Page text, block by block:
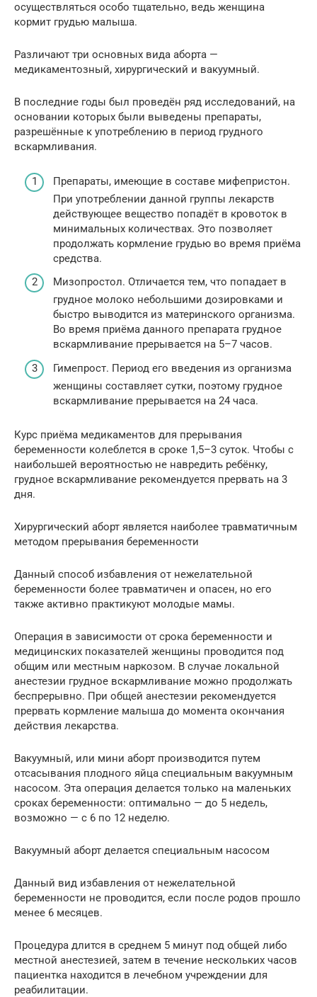
осуществляться особо тщательно, ведь женщина
кормит грудью малыша.
Различают три основных вида аборта —
медикаментозный, хирургический и вакуумный.
В последние годы был проведён ряд исследований, на
основании которых были выведены препараты,
разрешённые к употреблению в период грудного
вскармливания.
Препараты, имеющие в составе мифепристон.
При употреблении данной группы лекарств
действующее вещество попадёт в кровоток в
минимальных количествах. Это позволяет
продолжать кормление грудью во время приёма
средства.
Мизопростол. Отличается тем, что попадает в
грудное молоко небольшими дозировками и
быстро выводится из материнского организма.
Во время приёма данного препарата грудное
вскармливание прерывается на 5–7 часов.
Гимепрост. Период его введения из организма
женщины составляет сутки, поэтому грудное
вскармливание прерывается на 24 часа.
Курс приёма медикаментов для прерывания
беременности колеблется в сроке 1,5–3 суток. Чтобы с
наибольшей вероятностью не навредить ребёнку,
грудное вскармливание рекомендуется прервать на 3
дня.
Хирургический аборт является наиболее травматичным
методом прерывания беременности
Данный способ избавления от нежелательной
беременности более травматичен и опасен, но его
также активно практикуют молодые мамы.
Операция в зависимости от срока беременности и
медицинских показателей женщины проводится под
общим или местным наркозом. В случае локальной
анестезии грудное вскармливание можно продолжать
беспрерывно. При общей анестезии рекомендуется
прервать кормление малыша до момента окончания
действия лекарства.
Вакуумный, или мини аборт производится путем
отсасывания плодного яйца специальным вакуумным
насосом. Эта операция делается только на маленьких
сроках беременности: оптимально — до 5 недель,
возможно — с 6 по 12 неделю.
Вакуумный аборт делается специальным насосом
Данный вид избавления от нежелательной
беременности не проводится, если после родов прошло
менее 6 месяцев.
Процедура длится в среднем 5 минут под общей либо
местной анестезией, затем в течение нескольких часов
пациентка находится в лечебном учреждении для
реабилитации.